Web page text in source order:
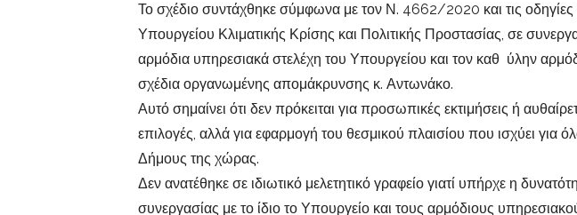
Το σχέδιο συντάχθηκε σύμφωνα με τον Ν. 4662/2020 και τις οδηγίες
Υπουργείου Κλιματικής Κρίσης και Πολιτικής Προστασίας, σε
αρμόδια υπηρεσιακά στελέχη του Υπουργείου και τον καθ ύλην
σχέδια οργανωμένης απομάκρυνσης κ. Αντωνάκο.
Αυτό σημαίνει ότι δεν πρόκειται για προσωπικές εκτιμήσεις ή
επιλογές, αλλά για εφαρμογή του θεσμικού πλαισίου που ισχύει για
Δήμους της χώρας.
Δεν ανατέθηκε σε ιδιωτικό μελετητικό γραφείο γιατί υπήρχε η
συνεργασίας με το ίδιο το Υπουργείο και τους αρμόδιους